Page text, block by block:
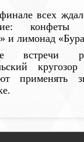
всех
конфеты
и лимонад
встречи
применять